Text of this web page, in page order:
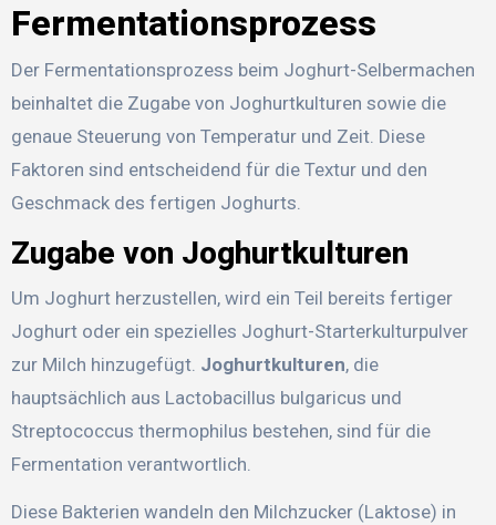
Fermentationsprozess
Der Fermentationsprozess beim Joghurt-Selbermachen
beinhaltet die Zugabe von Joghurtkulturen sowie die
genaue Steuerung von Temperatur und Zeit. Diese
Faktoren sind entscheidend für die Textur und den
Geschmack des fertigen Joghurts.
Zugabe von Joghurtkulturen
Um Joghurt herzustellen, wird ein Teil bereits fertiger
Joghurt oder ein spezielles Joghurt-Starterkulturpulver
zur Milch hinzugefügt. Joghurtkulturen, die
hauptsächlich aus Lactobacillus bulgaricus und
Streptococcus thermophilus bestehen, sind für die
Fermentation verantwortlich.
Diese Bakterien wandeln den Milchzucker (Laktose) in